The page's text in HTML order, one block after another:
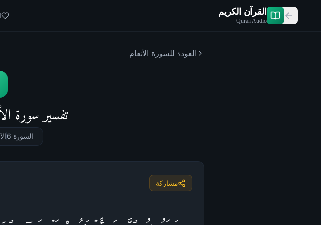
القرآن الكريم
Quran Audio
العودة للسورة الأنعام
تفسير سورة
السورة 6
مشاركة